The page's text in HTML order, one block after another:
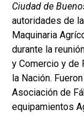
ce
b
o
o
k
at
s
A
p
p
Ciudad de
autoridades de
Maquinaria
durante la
y Comercio y de
la Nación.
Asociación de
equipamientos